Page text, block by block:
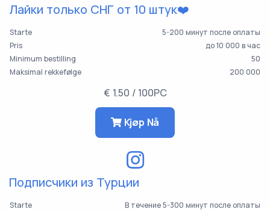
Лайки только СНГ от 10 штук❤️
Starte
5-200 минут после оплаты
Pris
до 10 000 в час
Minimum bestilling
50
Maksimal rekkefølge
200 000
€ 1.50 / 100PC
Kjøp Nå
Подписчики из Турции
Starte
В течение 5-300 минут после оплаты